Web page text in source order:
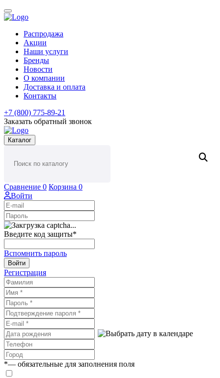
Распродажа
Акции
Наши услуги
Бренды
Новости
О компании
Доставка и оплата
Контакты
+7 (800) 775-89-21
Заказать обратный звонок
Каталог
Сравнение 0 Корзина 0
Войти
Введите код защиты*
Вспомнить пароль
Войти
Регистрация
*— обязательные для заполнения поля